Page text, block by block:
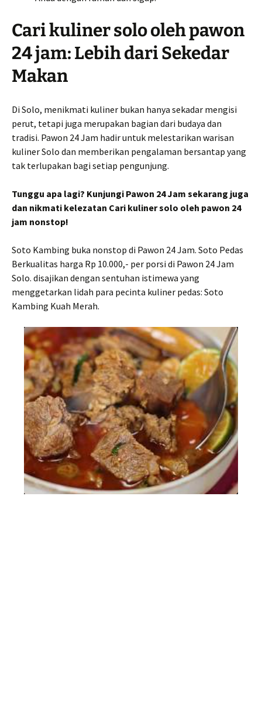
Cari kuliner solo oleh pawon
24 jam: Lebih dari Sekedar
Makan
Di Solo, menikmati kuliner bukan hanya sekadar mengisi
perut, tetapi juga merupakan bagian dari budaya dan
tradisi. Pawon 24 Jam hadir untuk melestarikan warisan
kuliner Solo dan memberikan pengalaman bersantap yang
tak terlupakan bagi setiap pengunjung.
Tunggu apa lagi? Kunjungi Pawon 24 Jam sekarang juga
dan nikmati kelezatan Cari kuliner solo oleh pawon 24
jam nonstop!
Soto Kambing buka nonstop di Pawon 24 Jam. Soto Pedas
Berkualitas harga Rp 10.000,- per porsi di Pawon 24 Jam
Solo. disajikan dengan sentuhan istimewa yang
menggetarkan lidah para pecinta kuliner pedas: Soto
Kambing Kuah Merah.